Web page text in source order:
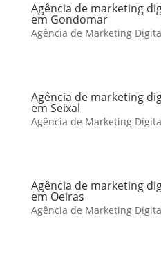
Agência de marketing
em Gondomar
Agência de Marketing
Agência de marketing
em Seixal
Agência de Marketing
Agência de marketing
em Oeiras
Agência de Marketing